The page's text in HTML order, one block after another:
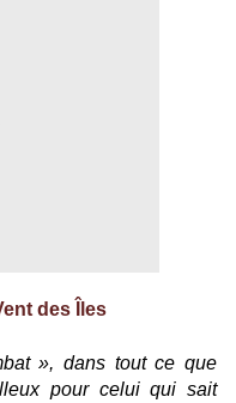
des Îles
», dans tout ce que
pour celui qui sait